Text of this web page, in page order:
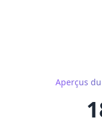
Aperçus du